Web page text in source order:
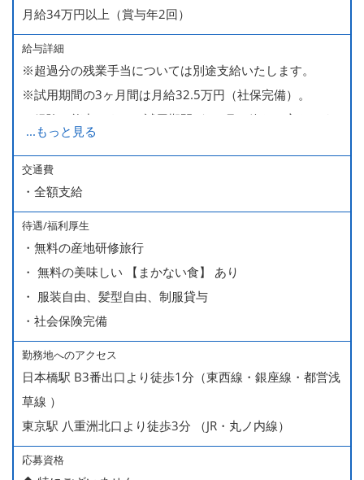
月給34万円以上（賞与年2回）
給与詳細
※超過分の残業手当については別途支給いたします。
※試用期間の3ヶ月間は月給32.5万円（社保完備）。
経験・能力により、試用期間が1ヶ月で終わる方もいま
す。
※上記月給には、一律支給のみなし残業手当（月65時間
分・10万円）を含んでいます。
■ 昇給（随時）
■ 賞与 年２回（夏・秋）約１ヶ月分
■ インセンティブ制度（月額約4万円～20万円）
＊店長・料理長候補・統括店長・統括料理長候補の場合
＜給与モデル＞
450万円／社員（20代・入社1年目・入籍予定のパートナ
ー持ち）
490万円／店長代理（20代・入社2年目・入社後に結婚。
ラブラブな新婚さん）
...もっと見る
交通費
・全額支給
待遇/福利厚生
・無料の産地研修旅行
・ 無料の美味しい 【まかない食】 あり
・ 服装自由、髪型自由、制服貸与
・社会保険完備
勤務地へのアクセス
日本橋駅 B3番出口より徒歩1分（東西線・銀座線・都営浅
草線 ）
東京駅 八重洲北口より徒歩3分 （JR・丸ノ内線）
応募資格